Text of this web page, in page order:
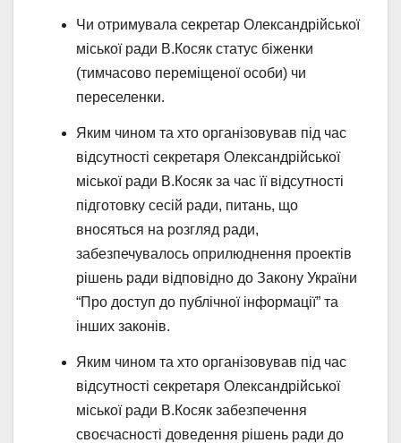
Чи отримувала секретар Олександрійської
міської ради В.Косяк статус біженки
(тимчасово переміщеної особи) чи
переселенки.
Яким чином та хто організовував під час
відсутності секретаря Олександрійської
міської ради В.Косяк за час її відсутності
підготовку сесій ради, питань, що
вносяться на розгляд ради,
забезпечувалось оприлюднення проектів
рішень ради відповідно до Закону України
“Про доступ до публічної інформації” та
інших законів.
Яким чином та хто організовував під час
відсутності секретаря Олександрійської
міської ради В.Косяк забезпечення
своєчасності доведення рішень ради до